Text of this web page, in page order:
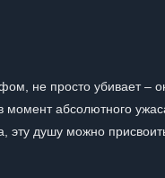
не просто убивает –
момент абсолютного
эту душу можно